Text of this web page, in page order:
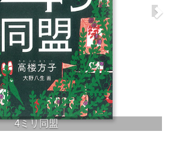
4ミリ同盟